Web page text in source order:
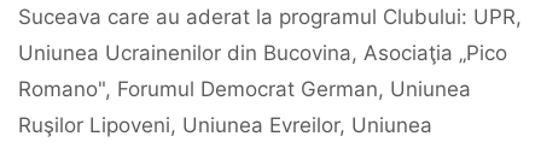
Suceava care au aderat la programul Clubului: UPR,
Uniunea Ucrainenilor din Bucovina, Asociaţia „Pico
Romano", Forumul Democrat German, Uniunea
Ruşilor Lipoveni, Uniunea Evreilor, Uniunea